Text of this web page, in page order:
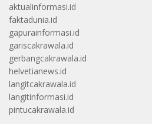
aktualinformasi.id
faktadunia.id
gapurainformasi.id
gariscakrawala.id
gerbangcakrawala.id
helvetianews.id
langitcakrawala.id
langitinformasi.id
pintucakrawala.id